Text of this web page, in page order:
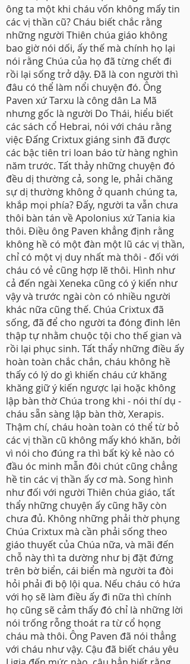
ông ta một khi cháu vốn không mấy tin
các vị thần cũ? Cháu biết chắc rằng
những người Thiên chúa giáo không
bao giờ nói dối, ấy thế mà chính họ lại
nói rằng Chúa của họ đã từng chết đi
rồi lại sống trở dậy. Đã là con người thì
đâu có thể làm nổi chuyện đó. Ông
Paven xứ Tarxu là công dân La Mã
nhưng gốc là người Do Thái, hiểu biết
các sách cổ Hebrai, nói với cháu rằng
việc Đấng Crixtux giáng sinh đã được
các bậc tiên tri loan báo từ hàng nghìn
năm trước. Tất thảy những chuyện đó
đều dị thường cả, song le, phải chăng
sự dị thường không ở quanh chúng ta,
khắp mọi phía? Đấy, người ta vẫn chưa
thôi bàn tán về Apolonius xứ Tania kia
thôi. Điều ông Paven khẳng định rằng
không hề có một đàn một lũ các vị thần,
chỉ có một vị duy nhất mà thôi - đối với
cháu có vẻ cũng hợp lẽ thôi. Hình như
cả đến ngài Xeneka cũng có ý kiến như
vậy và trước ngài còn có nhiều người
khác nữa cũng thế. Chúa Crixtux đã
sống, đã để cho người ta đóng đinh lên
thập tự nhằm chuộc tội cho thế gian và
rồi lại phục sinh. Tất thẩy những điều ấy
hoàn toàn chắc chắn, cháu không hề
thấy có lý do gì khiến cháu cứ khăng
khăng giữ ý kiến ngược lại hoặc không
lập bàn thờ Chúa trong khi - nói thí dụ -
cháu sẵn sàng lập bàn thờ, Xerapis.
Thậm chí, cháu hoàn toàn có thể từ bỏ
các vị thần cũ không mấy khó khăn, bởi
vì nói cho đúng ra thì bất kỳ kẻ nào có
đầu óc minh mẫn đôi chút cũng chẳng
hề tin các vị thần ấy cơ mà. Song hình
như đối với người Thiên chúa giáo, tất
thẩy những chuyện ấy cũng hãy còn
chưa đủ. Không những phải thờ phụng
Chúa Crixtux mà cần phải sống theo
giáo thuyết của Chúa nữa, và mãi đến
chỗ này thì ta dường như bị đặt đứng
trên bờ biển, cái biển mà người ta đòi
hỏi phải đi bộ lội qua. Nếu cháu có hứa
với họ sẽ làm điều ấy đi nữa thì chính
họ cũng sẽ cảm thấy đó chỉ là những lời
nói trống rỗng thoát ra từ cổ họng
cháu mà thôi. Ông Paven đã nói thẳng
với cháu như vậy. Cậu đã biết cháu yêu